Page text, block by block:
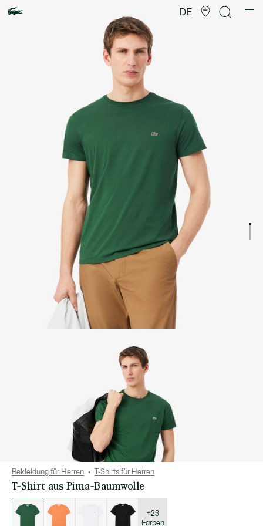
DE
Bekleidung für Herren T-Shirts für Herren
T-Shirt aus Pima-Baumwolle
der
Varianten
+23
Farben